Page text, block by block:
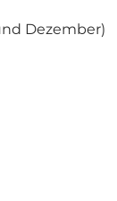
Dezember)